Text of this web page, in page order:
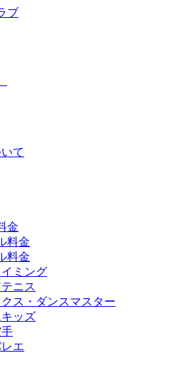
て
金
料金
料金
ミング
ニス
ス・ダンスマスター
キッズ
エ